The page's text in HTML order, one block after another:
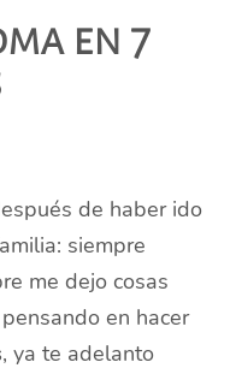
en 7
de haber ido
siempre
me dejo cosas
en hacer
, ya te adelanto